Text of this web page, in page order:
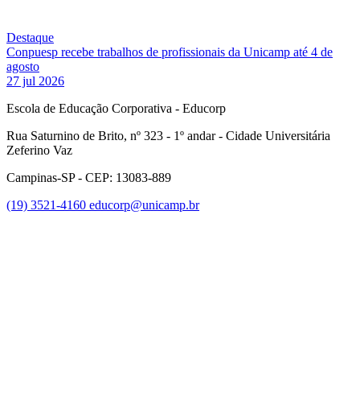
Destaque
Conpuesp recebe trabalhos de profissionais da Unicamp até 4 de
agosto
27 jul 2026
Escola de Educação Corporativa - Educorp
Rua Saturnino de Brito, nº 323 - 1º andar - Cidade Universitária
Zeferino Vaz
Campinas-SP - CEP: 13083-889
(19) 3521-4160 educorp@unicamp.br